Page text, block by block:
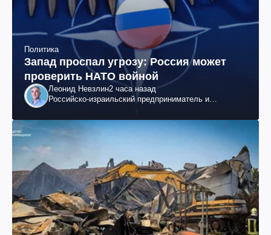
Политика
Запад проспал угрозу: Россия может
проверить НАТО войной
Леонид Невзлин2 часа назад
Российско-израильский предприниматель и
"ЮКОСа"